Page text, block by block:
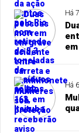
Há
Há